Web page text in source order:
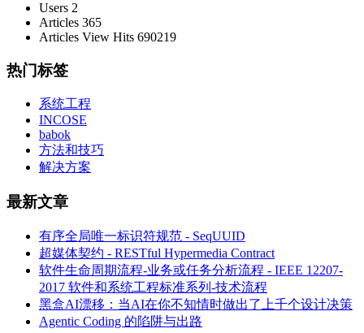
Users 2
Articles 365
Articles View Hits 690219
热门标签
系统工程
INCOSE
babok
方法和技巧
解决方案
最新文章
有序全局唯一标识符规范 - SeqUUID
超媒体契约 - RESTful Hypermedia Contract
软件生命周期流程-业务或任务分析流程 - IEEE 12207-
2017 软件和系统工程标准系列-技术流程
黑盒AI漂移：当AI在你不知情时做出了上千个设计决策
Agentic Coding 的陷阱与出路